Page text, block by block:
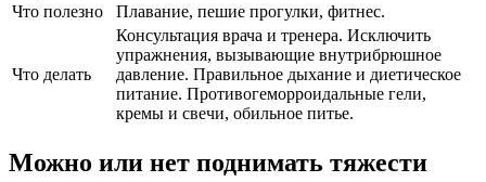
Что полезно
Плавание, пешие прогулки, фитнес.
Что делать
Консультация врача и тренера. Исключить
упражнения, вызывающие внутрибрюшное
давление. Правильное дыхание и диетическое
питание. Противогеморроидальные гели,
кремы и свечи, обильное питье.
Можно или нет поднимать тяжести